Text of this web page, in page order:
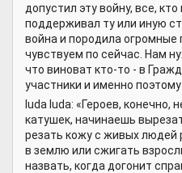
допустил эту войну, все,
поддерживал ту или иную
война и породила
чувствуем по сейчас. Нам
что виноват кто-то - в
участники и именно поэтому
luda luda: «Героев, конечно,
катушек, начинаешь
резать кожу с живых
в землю или сжигать
назвать, когда догонит